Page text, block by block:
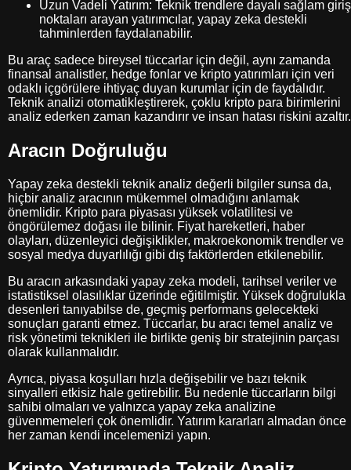
Uzun Vadeli Yatırım: Teknik trendlere dayalı sağlam giriş
noktaları arayan yatırımcılar, yapay zeka destekli
tahminlerden faydalanabilir.
Bu araç sadece bireysel tüccarlar için değil, aynı zamanda
finansal analistler, hedge fonlar ve kripto yatırımları için veri
odaklı içgörülere ihtiyaç duyan kurumlar için de faydalıdır.
Teknik analizi otomatikleştirerek, çoklu kripto para birimlerini
analiz ederken zaman kazandırır ve insan hatası riskini azaltır.
Aracın Doğruluğu
Yapay zeka destekli teknik analiz değerli bilgiler sunsa da,
hiçbir analiz aracının mükemmel olmadığını anlamak
önemlidir. Kripto para piyasası yüksek volatilitesi ve
öngörülemez doğası ile bilinir. Fiyat hareketleri, haber
olayları, düzenleyici değişiklikler, makroekonomik trendler ve
sosyal medya duyarlılığı gibi dış faktörlerden etkilenebilir.
Bu aracın arkasındaki yapay zeka modeli, tarihsel veriler ve
istatistiksel olasılıklar üzerinde eğitilmiştir. Yüksek doğrulukla
desenleri tanıyabilse de, geçmiş performans gelecekteki
sonuçları garanti etmez. Tüccarlar, bu aracı temel analiz ve
risk yönetimi teknikleri ile birlikte geniş bir stratejinin parçası
olarak kullanmalıdır.
Ayrıca, piyasa koşulları hızla değişebilir ve bazı teknik
sinyalleri etkisiz hale getirebilir. Bu nedenle tüccarların bilgi
sahibi olmaları ve yalnızca yapay zeka analizine
güvenmemeleri çok önemlidir. Yatırım kararları almadan önce
her zaman kendi incelemenizi yapın.